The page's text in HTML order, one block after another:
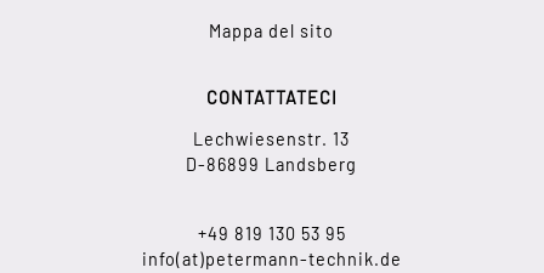
Mappa del sito
CONTATTATECI
Lechwiesenstr. 13
D-86899 Landsberg
+49 819 130 53 95
info(at)petermann-technik.de